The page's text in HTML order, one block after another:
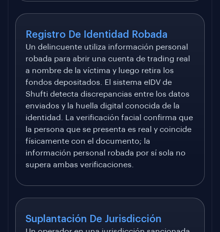
Registro De Identidad Robada
Un delincuente utiliza información personal
robada para abrir una cuenta de trading real
a nombre de la víctima y luego retira los
fondos depositados. El sistema eIDV de
Shufti detecta discrepancias entre los datos
enviados y la huella digital conocida de la
identidad. La verificación facial confirma que
la persona que se presenta es real y coincide
físicamente con el documento; la
información personal robada por sí sola no
supera ambas verificaciones.
Suplantación De Jurisdicción